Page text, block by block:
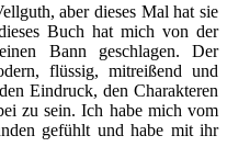
aber dieses Mal hat sie
Buch hat mich von der
Bann geschlagen. Der
flüssig, mitreißend und
Eindruck, den Charakteren
zu sein. Ich habe mich vom
gefühlt und habe mit ihr